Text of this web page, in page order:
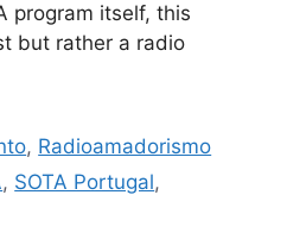
program itself, this
but rather a radio
, Radioamadorismo
, SOTA Portugal,